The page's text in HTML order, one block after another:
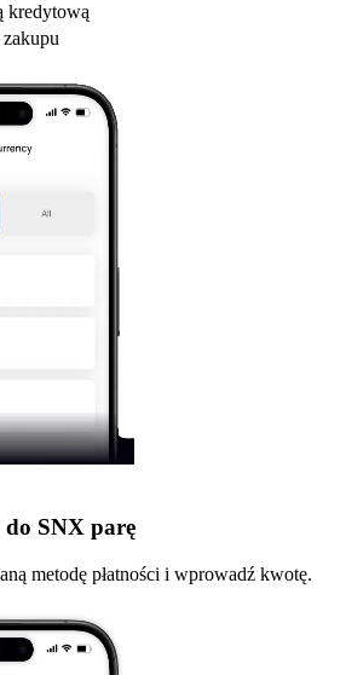
kredytową
SNX parę
metodę płatności i wprowadź kwotę.